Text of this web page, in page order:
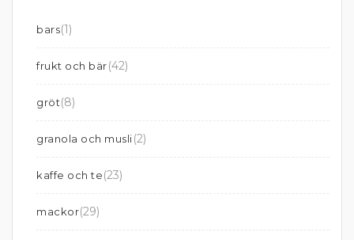
bars(1)
frukt och bär(42)
gröt(8)
granola och musli(2)
kaffe och te(23)
mackor(29)